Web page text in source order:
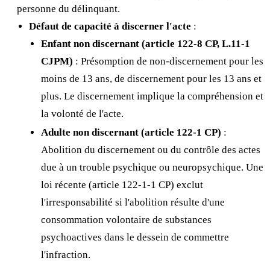
personne du délinquant.
Défaut de capacité à discerner l'acte :
Enfant non discernant (article 122-8 CP, L.11-1
CJPM) : Présomption de non-discernement pour les
moins de 13 ans, de discernement pour les 13 ans et
plus. Le discernement implique la compréhension et
la volonté de l'acte.
Adulte non discernant (article 122-1 CP) :
Abolition du discernement ou du contrôle des actes
due à un trouble psychique ou neuropsychique. Une
loi récente (article 122-1-1 CP) exclut
l'irresponsabilité si l'abolition résulte d'une
consommation volontaire de substances
psychoactives dans le dessein de commettre
l'infraction.